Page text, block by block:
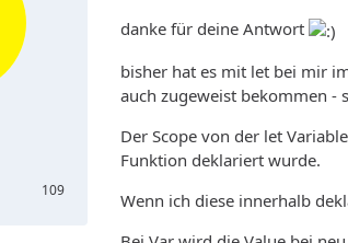
109
danke für deine Antwort
bisher hat es mit let bei mir
auch zugeweist bekommen -
Der Scope von der let
Funktion deklariert wurde.
Wenn ich diese innerhalb